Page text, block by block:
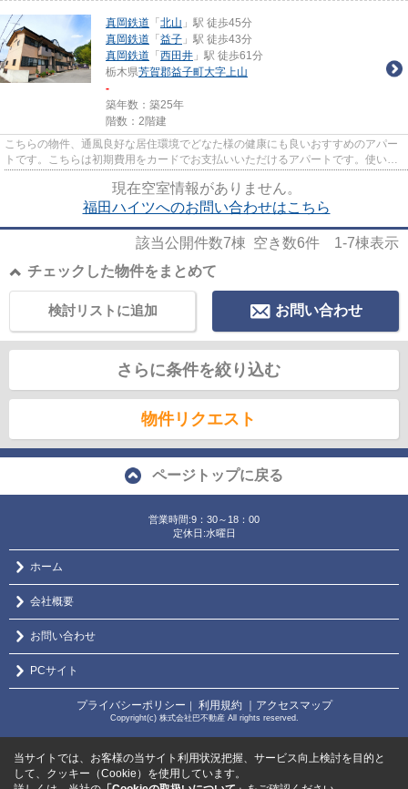
真岡鉄道 「 北山 」駅 徒歩45分
真岡鉄道 「 益子 」駅 徒歩43分
真岡鉄道 「 西田井 」駅 徒歩61分
栃木県芳賀郡益子町大字上山
-
築年数：築25年
階数：2階建
こちらの物件、通風良好な居住環境でどなた様の健康にも良いおすすめのアパー
トです。こちらは初期費用をカードでお支払いいただけるアパートです。使い勝
現在空室情報がありません。
福田ハイツへのお問い合わせはこちら
該当公開件数7棟 空き数6件 1-7棟表示
チェックした物件をまとめて
お問い合わせ
検討リストに追加
さらに条件を絞り込む
物件リクエスト
ページトップに戻る
営業時間:9：30～18：00
定休日:水曜日
ホーム
会社概要
お問い合わせ
PCサイト
プライバシーポリシー ｜ 利用規約 ｜アクセスマップ
Copyright(c) 株式会社巴不動産 All rights reserved.
当サイトでは、お客様の当サイト利用状況把握、サービス向上検討を目的と
して、クッキー（Cookie）を使用しています。